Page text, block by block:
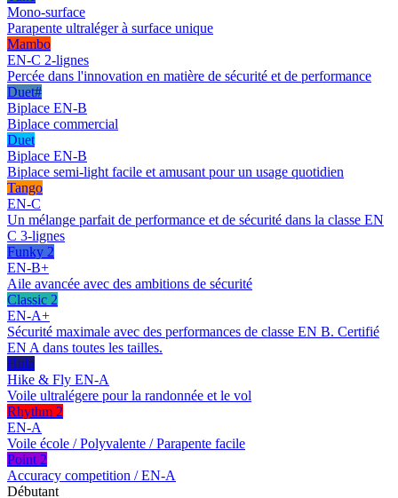
Mono-surface
Parapente ultraléger à surface unique
Mambo
EN-C 2-lignes
Percée dans l'innovation en matière de sécurité et de performance
Duet#
Biplace EN-B
Biplace commercial
Duet
Biplace EN-B
Biplace semi-light facile et amusant pour un usage quotidien
Tango
EN-C
Un mélange parfait de performance et de sécurité dans la classe EN
C 3-lignes
Funky 2
EN-B+
Aile avancée avec des ambitions de sécurité
Classic 2
EN-A+
Sécurité maximale avec des performances de classe EN B. Certifié
EN A dans toutes les tailles.
Hula
Hike & Fly EN-A
Voile ultralégere pour la randonnée et le vol
Rhythm 2
EN-A
Voile école / Polyvalente / Parapente facile
Point 2
Accuracy competition / EN-A
Débutant